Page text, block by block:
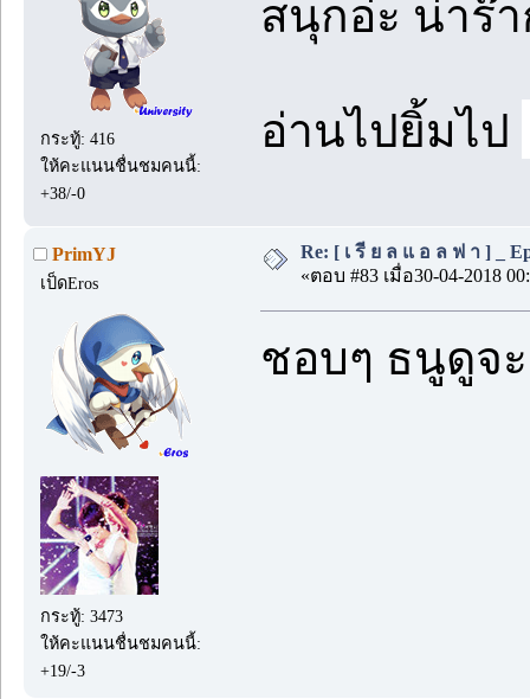
กระทู้: 416
ให้คะแนนชื่นชมคนนี้:
+38/-0
สนุกอ่ะ น่าร๊
อ่านไปยิ้มไป
PrimYJ
เป็ดEros
กระทู้: 3473
ให้คะแนนชื่นชมคนนี้:
+19/-3
Re: [ เ รี ย ล แ อ ล ฟ า ] _
«ตอบ #83 เมื่อ30-04-2018
ชอบๆ ธนูดูจะ